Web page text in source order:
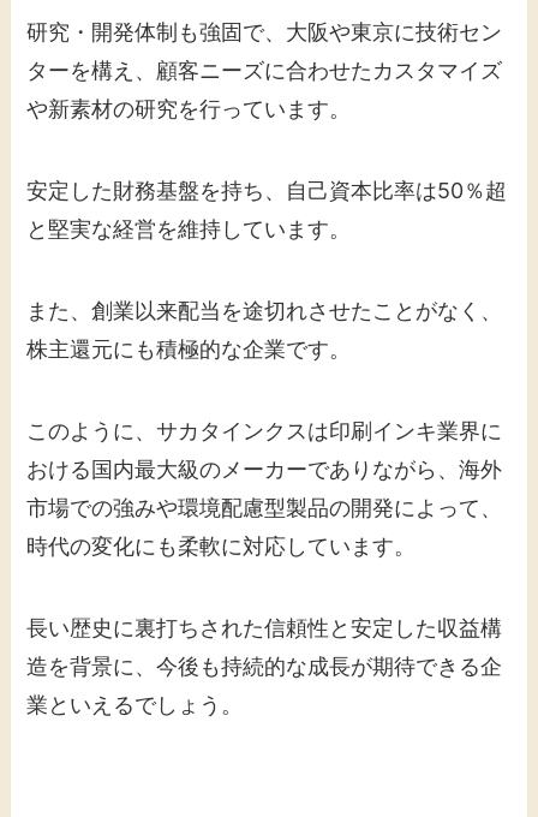
研究・開発体制も強固で、大阪や東京に技術セン
ターを構え、顧客ニーズに合わせたカスタマイズ
や新素材の研究を行っています。
安定した財務基盤を持ち、自己資本比率は50％超
と堅実な経営を維持しています。
また、創業以来配当を途切れさせたことがなく、
株主還元にも積極的な企業です。
このように、サカタインクスは印刷インキ業界に
おける国内最大級のメーカーでありながら、海外
市場での強みや環境配慮型製品の開発によって、
時代の変化にも柔軟に対応しています。
長い歴史に裏打ちされた信頼性と安定した収益構
造を背景に、今後も持続的な成長が期待できる企
業といえるでしょう。